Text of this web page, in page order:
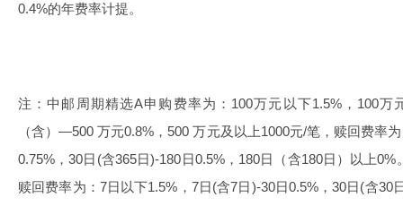
0.4%的年费率计提。
注：中邮周期精选A申购费率为：100万元以下1.5%，100
（含）—500 万元0.8%，500 万元及以上1000元/笔，赎回费率
0.75%，30日(含365日)-180日0.5%，180日（含180日）以上
赎回费率为：7日以下1.5%，7日(含7日)-30日0.5%，30日(含30